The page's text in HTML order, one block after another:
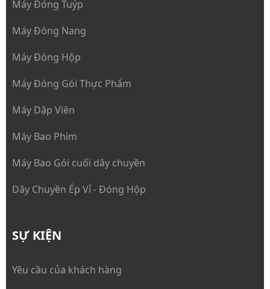
Máy Đóng Tuýp
Máy Đóng Nang
Máy Đóng Hộp
Máy Đóng Gói Thực Phẩm
Máy Dập Viên
Máy Bao Phim
Máy Bao Gói cuối dây chuyền
Dây Chuyền Ép Vỉ - Đóng Hộp
SỰ KIỆN
Yêu cầu của khách hàng